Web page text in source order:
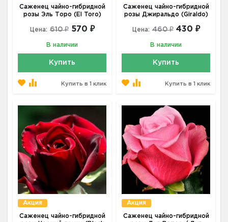
Саженец чайно-гибридной
розы Эль Торо (El Toro)
Цена: 610 ₽ 570 ₽
В наличии
Купить
Купить в 1 клик
Саженец чайно-гибридной
розы Джиральдо (Giraldo)
Цена: 460 ₽ 430 ₽
В наличии
Купить
Купить в 1 клик
Акция
Саженец чайно-гибридной
Акция
Саженец чайно-гибридной